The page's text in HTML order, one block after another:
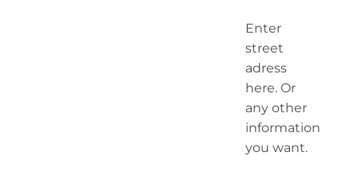
Enter
street
adress
here. Or
any other
information
you want.